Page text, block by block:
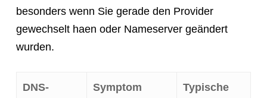
besonders wenn Sie gerade den Provider
gewechselt haen oder Nameserver geändert
wurden.
DNS-
Symptom
Typische